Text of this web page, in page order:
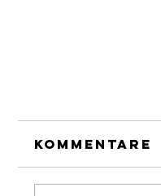
Kommentare